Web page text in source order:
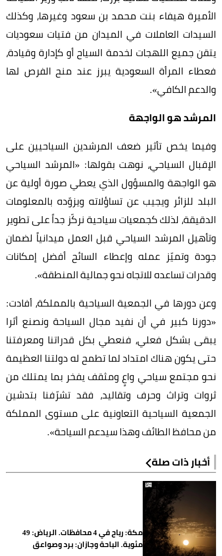
الأميرة هيفاء بنت محمد بن سعود وغيرها، وكذلك
السيدات العاملات في الميدان من فتيات سعوديات
يتقن جميع اللهجات لخدمة السياح أو كإدارة وقيادة،
فعطاء المرأة السعودية يبرز عند منح الفرص لها
والدعم الكافي».
المرشد هو الواجهة
وفيما يخص تأثير ضعف المرشدين السياحيين على
الإقبال السياحي، نوهت بقولها: «المرشد السياحي
هو الواجهة والمسؤول الذي يعطي صورة أولية عن
البلد للزائر ويجيب عن تساؤلاته ويزوّده بالمعلومات
الدقيقة، لذلك كجمعيات سياحية نركّز جداً على تطوير
وتأهيل المرشد السياحي قبل العمل ميدانياً لضمان
جودة وتميّز عمله وإعطاء السائح أفضل إمكانات
وقدرات تساعده للاتجاه نحو جمالية المنطقة».
وعن دورها في الجمعية السياحية بالمملكة، أفادت:
«دورنا كبير في أن نفيد مجال السياحة ونصنع أثرا
يبقى بشكل فعلي، فنعطي بكل قدراتنا ومعرفتنا
حتى يكون هناك امتداد لما تطمح له دولتنا العظيمة
نحو مجتمع سياحي واعٍ ومثقف يفخر بما يمتلك من
ثروات وتراث وحرف وتقاليد، فقد تشرّفنا بتدشين
الجمعية السياحية التعاونية على مستوى المملكة
من محافظ الطائف وهذا سيدعم السياحة».
أخبار ذات صلة
مكة: رياح في 4 محافظات. الرياض: 49
مئوية. الباحة وجازان: برد وصواعق